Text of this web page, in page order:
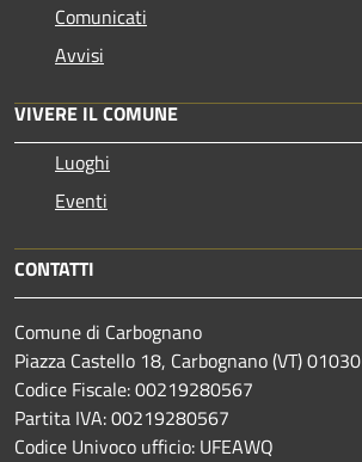
Comunicati
Avvisi
VIVERE IL COMUNE
Luoghi
Eventi
CONTATTI
Comune di Carbognano
Piazza Castello 18, Carbognano (VT) 01030
Codice Fiscale: 00219280567
Partita IVA: 00219280567
Codice Univoco ufficio: UFEAWQ